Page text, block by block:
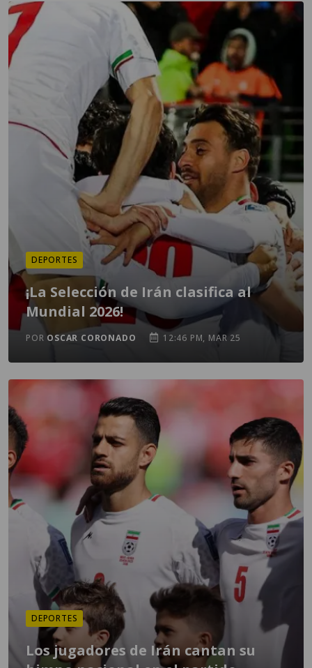
DEPORTES
¡La Selección de Irán clasifica al
Mundial 2026!
POR OSCAR CORONADO 12:46 PM, MAR 25
DEPORTES
Los jugadores de Irán cantan su